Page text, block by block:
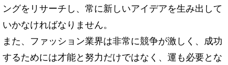
ングをリサーチし、常に新しいアイデアを生み出して
いかなければなりません。
また、ファッション業界は非常に競争が激しく、成功
するためには才能と努力だけではなく、運も必要とな